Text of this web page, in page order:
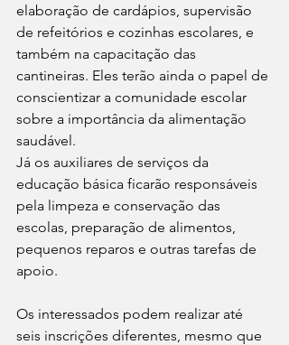
elaboração de cardápios, supervisão
de refeitórios e cozinhas escolares, e
também na capacitação das
cantineiras. Eles terão ainda o papel de
conscientizar a comunidade escolar
sobre a importância da alimentação
saudável.
Já os auxiliares de serviços da
educação básica ficarão responsáveis
pela limpeza e conservação das
escolas, preparação de alimentos,
pequenos reparos e outras tarefas de
apoio.
Os interessados podem realizar até
seis inscrições diferentes, mesmo que